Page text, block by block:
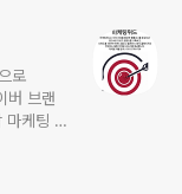
로
버 브랜
마케팅 서